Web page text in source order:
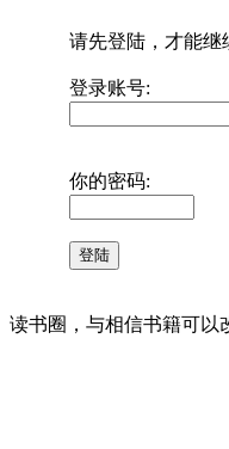
请先登陆，才能继
登录账号:
你的密码:
读书圈，与相信书籍可以